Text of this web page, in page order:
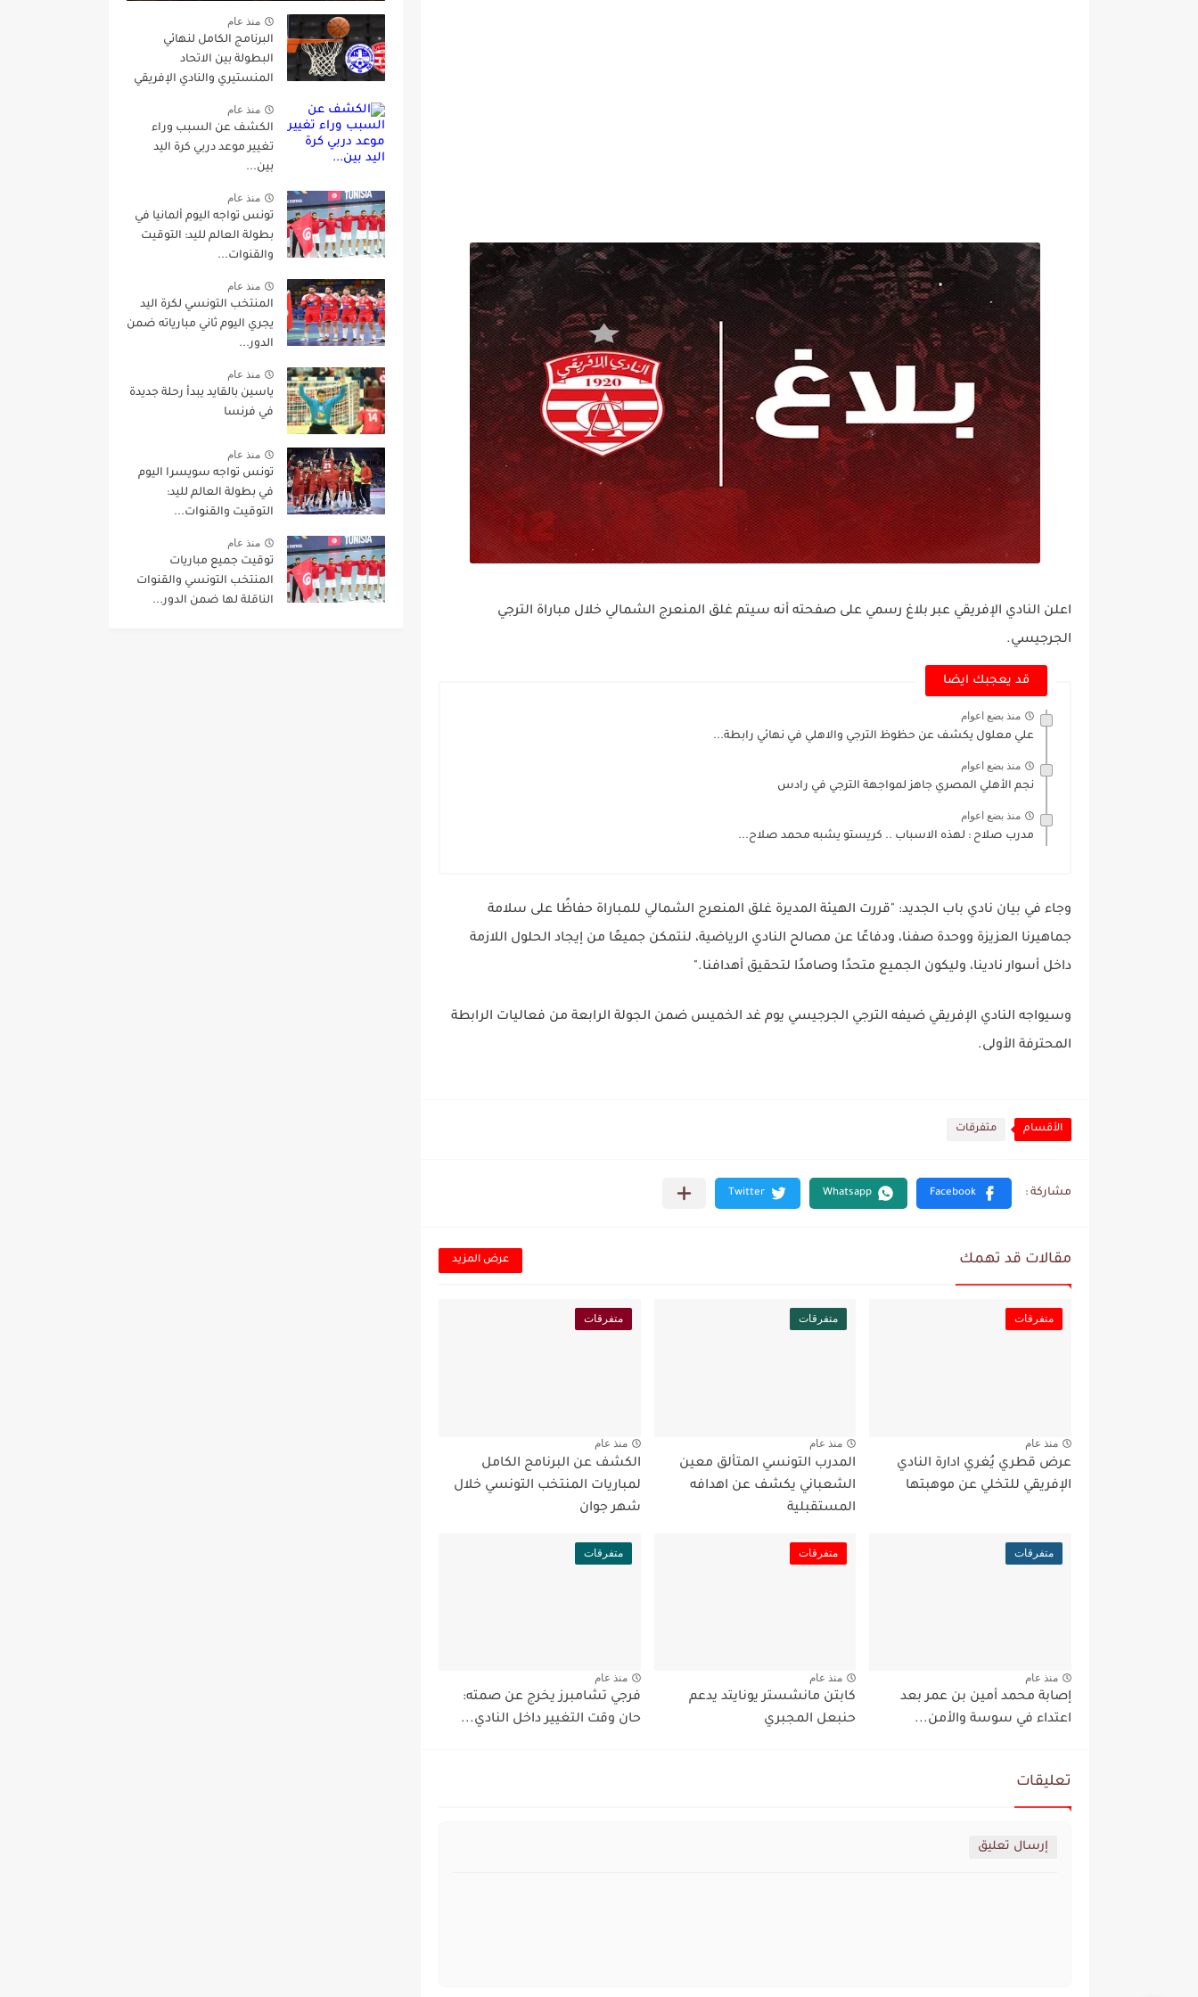
اعلن النادي الإفريقي عبر بلاغ رسمي على صفحته أنه سيتم غلق المنعرج الشمالي خلال مباراة الترجي
الجرجيسي.
قد يعجبك ايضا
منذ بضع اعوام
علي معلول يكشف عن حظوظ الترجي والاهلي في نهائي رابطة...
منذ بضع اعوام
نجم الأهلي المصري جاهز لمواجهة الترجي في رادس
منذ بضع اعوام
مدرب صلاح : لهذه الاسباب .. كريستو يشبه محمد صلاح...
وجاء في بيان نادي باب الجديد: "قررت الهيئة المديرة غلق المنعرج الشمالي للمباراة حفاظًا على سلامة
جماهيرنا العزيزة ووحدة صفنا، ودفاعًا عن مصالح النادي الرياضية، لنتمكن جميعًا من إيجاد الحلول اللازمة
داخل أسوار نادينا، وليكون الجميع متحدًا وصامدًا لتحقيق أهدافنا."
وسيواجه النادي الإفريقي ضيفه الترجي الجرجيسي يوم غد الخميس ضمن الجولة الرابعة من فعاليات الرابطة
المحترفة الأولى.
الأقسام متفرقات
مقالات قد تهمك عرض المزيد
متفرقات
منذ عام
عرض قطري يُغري ادارة النادي
الإفريقي للتخلي عن موهبتها
متفرقات
منذ عام
المدرب التونسي المتألق معين
الشعباني يكشف عن اهدافه
المستقبلية
متفرقات
منذ عام
الكشف عن البرنامج الكامل
لمباريات المنتخب التونسي خلال
شهر جوان
متفرقات
منذ عام
إصابة محمد أمين بن عمر بعد
اعتداء في سوسة والأمن...
متفرقات
منذ عام
كابتن مانشستر يونايتد يدعم
حنبعل المجبري
متفرقات
منذ عام
فرجي تشامبرز يخرج عن صمته:
حان وقت التغيير داخل النادي...
تعليقات
إرسال تعليق
منذ عام
البرنامج الكامل لنهائي
البطولة بين الاتحاد
المنستيري والنادي الإفريقي
منذ عام
الكشف عن السبب وراء
تغيير موعد دربي كرة اليد
بين...
منذ عام
تونس تواجه اليوم ألمانيا في
بطولة العالم لليد: التوقيت
والقنوات...
منذ عام
المنتخب التونسي لكرة اليد
يجري اليوم ثاني مبارياته ضمن
الدور...
منذ عام
ياسين بالقايد يبدأ رحلة جديدة
في فرنسا
منذ عام
تونس تواجه سويسرا اليوم
في بطولة العالم لليد:
التوقيت والقنوات...
منذ عام
توقيت جميع مباريات
المنتخب التونسي والقنوات
الناقلة لها ضمن الدور...